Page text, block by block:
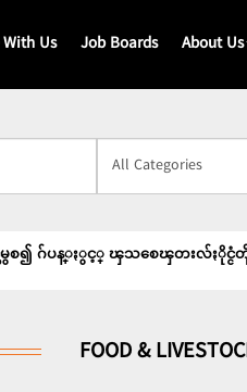
Us Job Boards About Us
မွစ၍ ဂ်ပန္ႏွင့္ ၾသစေၾတးလ်ႏိုင္ငံ
FOOD &